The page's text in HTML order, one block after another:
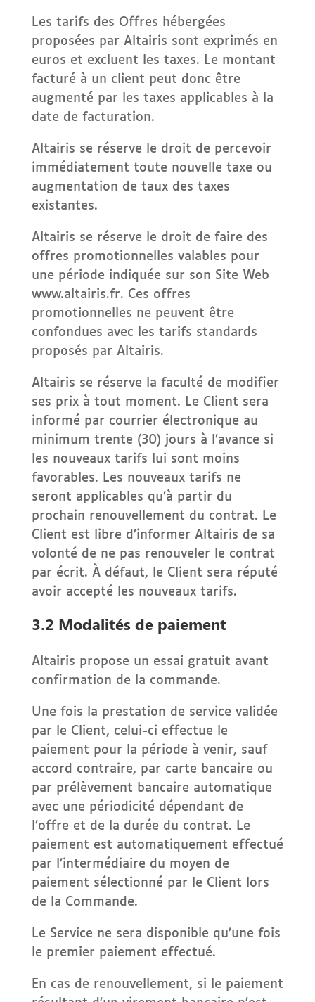
Les tarifs des Offres hébergées
proposées par Altairis sont exprimés en
euros et excluent les taxes. Le montant
facturé à un client peut donc être
augmenté par les taxes applicables à la
date de facturation.
Altairis se réserve le droit de percevoir
immédiatement toute nouvelle taxe ou
augmentation de taux des taxes
existantes.
Altairis se réserve le droit de faire des
offres promotionnelles valables pour
une période indiquée sur son Site Web
www.altairis.fr. Ces offres
promotionnelles ne peuvent être
confondues avec les tarifs standards
proposés par Altairis.
Altairis se réserve la faculté de modifier
ses prix à tout moment. Le Client sera
informé par courrier électronique au
minimum trente (30) jours à l’avance si
les nouveaux tarifs lui sont moins
favorables. Les nouveaux tarifs ne
seront applicables qu’à partir du
prochain renouvellement du contrat. Le
Client est libre d’informer Altairis de sa
volonté de ne pas renouveler le contrat
par écrit. À défaut, le Client sera réputé
avoir accepté les nouveaux tarifs.
3.2 Modalités de paiement
Altairis propose un essai gratuit avant
confirmation de la commande.
Une fois la prestation de service validée
par le Client, celui-ci effectue le
paiement pour la période à venir, sauf
accord contraire, par carte bancaire ou
par prélèvement bancaire automatique
avec une périodicité dépendant de
l’offre et de la durée du contrat. Le
paiement est automatiquement effectué
par l’intermédiaire du moyen de
paiement sélectionné par le Client lors
de la Commande.
Le Service ne sera disponible qu’une fois
le premier paiement effectué.
En cas de renouvellement, si le paiement